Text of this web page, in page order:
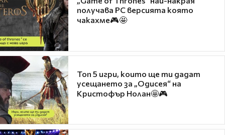
получава PC версията която
чакахме🎮🤩
Топ 5 игри, които ще ти дадат
усещането за „Одисея“ на
Кристофър Нолан🤩🎮